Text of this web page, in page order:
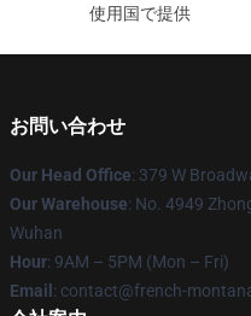
使用国で提供
お問い合わせ
Our Head Office: 379 W
Our Warehouse: No. 4949
Wuhan
Hour: 9AM – 5PM (Mon – Fri)
Email : contact@french-